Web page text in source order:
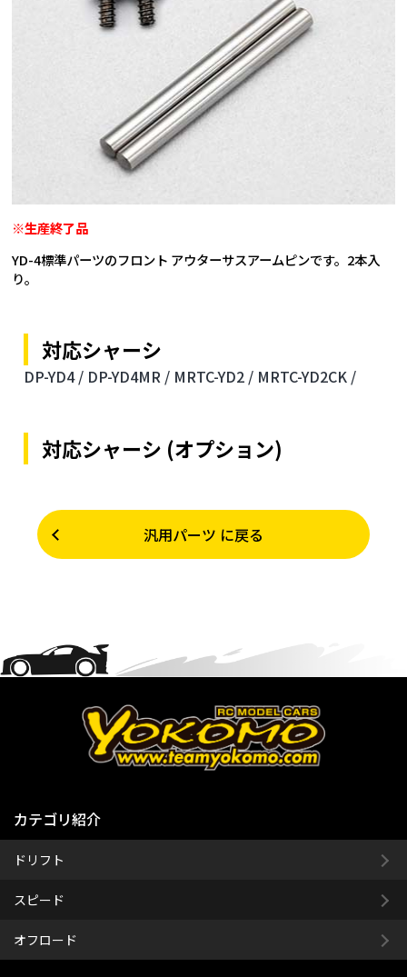
※生産終了品
YD-4標準パーツのフロント アウターサスアームピンです。2本入
り。
対応シャーシ
DP-YD4 / DP-YD4MR / MRTC-YD2 / MRTC-YD2CK /
対応シャーシ (オプション)
汎用パーツ に戻る
カテゴリ紹介
ドリフト
スピード
オフロード